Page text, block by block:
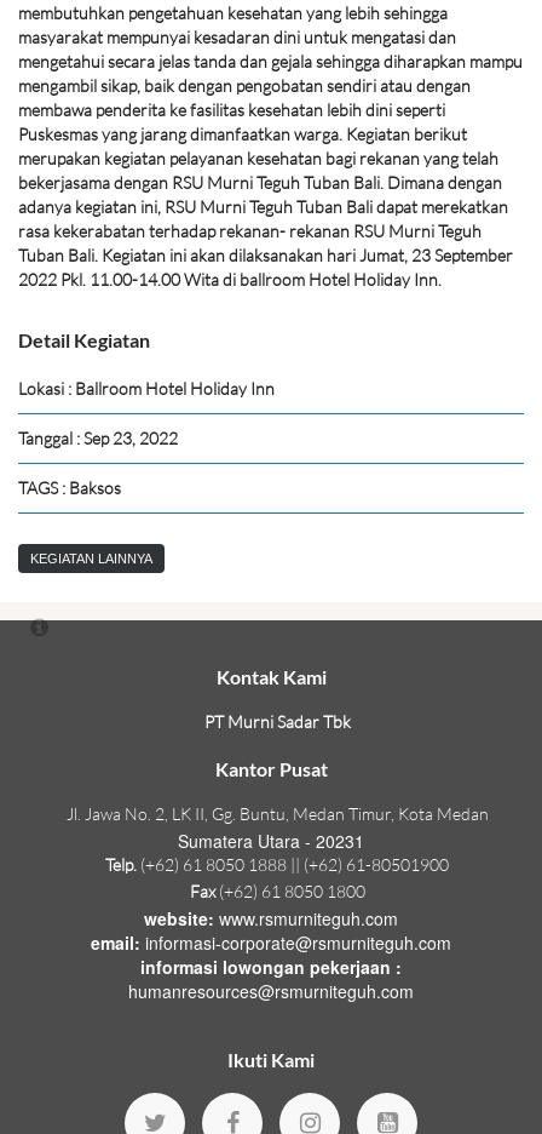
membutuhkan pengetahuan kesehatan yang lebih sehingga
masyarakat mempunyai kesadaran dini untuk mengatasi dan
mengetahui secara jelas tanda dan gejala sehingga diharapkan mampu
mengambil sikap, baik dengan pengobatan sendiri atau dengan
membawa penderita ke fasilitas kesehatan lebih dini seperti
Puskesmas yang jarang dimanfaatkan warga. Kegiatan berikut
merupakan kegiatan pelayanan kesehatan bagi rekanan yang telah
bekerjasama dengan RSU Murni Teguh Tuban Bali. Dimana dengan
adanya kegiatan ini, RSU Murni Teguh Tuban Bali dapat merekatkan
rasa kekerabatan terhadap rekanan- rekanan RSU Murni Teguh
Tuban Bali. Kegiatan ini akan dilaksanakan hari Jumat, 23 September
2022 Pkl. 11.00-14.00 Wita di ballroom Hotel Holiday Inn.
Detail Kegiatan
Lokasi : Ballroom Hotel Holiday Inn
Tanggal : Sep 23, 2022
TAGS : Baksos
KEGIATAN LAINNYA
Kontak Kami
PT Murni Sadar Tbk
Kantor Pusat
Jl. Jawa No. 2, LK II, Gg. Buntu, Medan Timur, Kota Medan
Sumatera Utara - 20231
Telp. (+62) 61 8050 1888 || (+62) 61-80501900
Fax(+62) 61 8050 1800
website: www.rsmurniteguh.com
email: informasi-corporate@rsmurniteguh.com
informasi lowongan pekerjaan :
humanresources@rsmurniteguh.com
Ikuti Kami